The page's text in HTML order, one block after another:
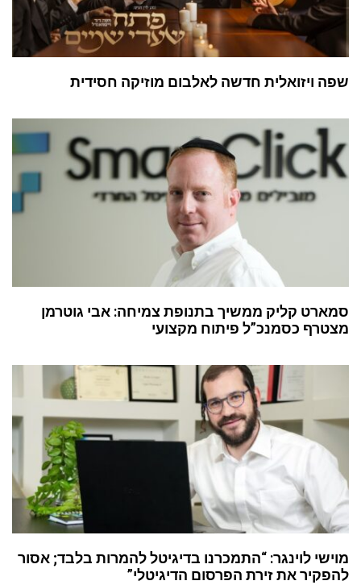
שפה ויזואלית חדשה לאלבום מוזיקה חסידית
סמארט קליק ממשיך בתנופת צמיחה: אבי גוטרמן
מצטרף כסמנכ”ל פיתוח מקצועי
מוישי לוינגר: “התמכרנו בדיגיטל להמרות בלבד; אסור
להפקיר את זירת הפרסום הדיגיטלי”